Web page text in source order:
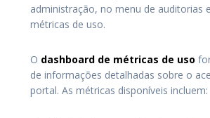
administração, no menu de auditorias
métricas de uso.
O dashboard de métricas de uso
de informações detalhadas sobre o
portal. As métricas disponíveis incluem: